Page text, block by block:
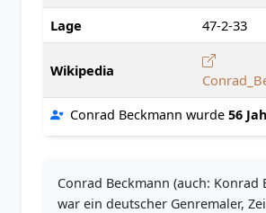
Lage
47-2-33
Wikipedia
Conrad Beckmann wurde 56
Conrad Beckmann (auch: Konrad
war ein deutscher Genremaler,